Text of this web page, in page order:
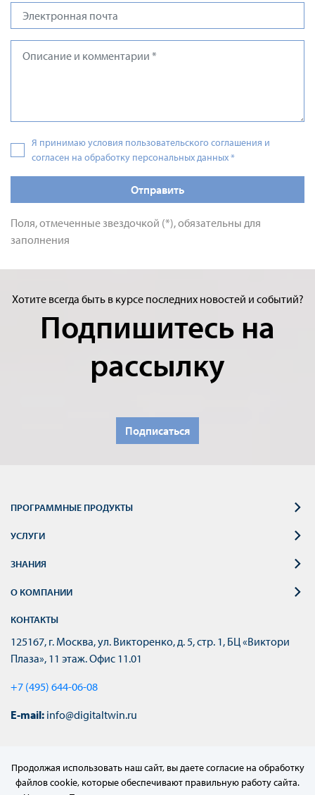
Я принимаю условия пользовательского соглашения и
согласен на обработку персональных данных*
Отправить
Поля, отмеченные звездочкой (*), обязательны для
заполнения
Хотите всегда быть в курсе последних новостей и событий?
Подпишитесь на
рассылку
Подписаться
ПРОГРАММНЫЕ ПРОДУКТЫ
УСЛУГИ
ЗНАНИЯ
О КОМПАНИИ
КОНТАКТЫ
125167, г. Москва, ул. Викторенко, д. 5, стр. 1, БЦ «Виктори
Плаза», 11 этаж. Офис 11.01
+7 (495) 644-06-08
E-mail: info@digitaltwin.ru
Продолжая использовать наш сайт, вы даете согласие на обработку
файлов cookie, которые обеспечивают правильную работу сайта.